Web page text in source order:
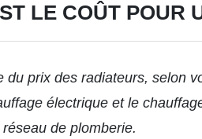
LE COÛT POUR
du prixdes radiateurs, selon
électrique et le
de plomberie.